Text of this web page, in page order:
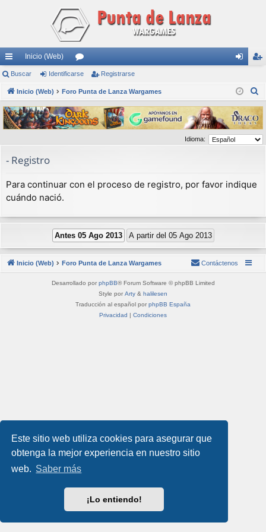
Este sitio web utiliza cookies para asegurar que
obtenga la mejor experiencia en nuestro sitio
web. Saber más
¡Lo entiendo!
nl
ac
es
rá
pi
do
s
Inicio (Web)
or
os nti
fic
ar
se
ist
ra
rs
e
Buscar Identificarse Registrarse
Inicio (Web) Foro Punta de Lanza Wargames
s
c
a
Idioma:
- Registro
Para continuar con el proceso de registro, por favor indique
cuándo nació.
Inicio (Web) Foro Punta de Lanza Wargames Contáctenos
Desarrollado por phpBB® Forum Software © phpBB Limited
Style por Arty & halilesen
Traducción al español por phpBB España
Privacidad | Condiciones